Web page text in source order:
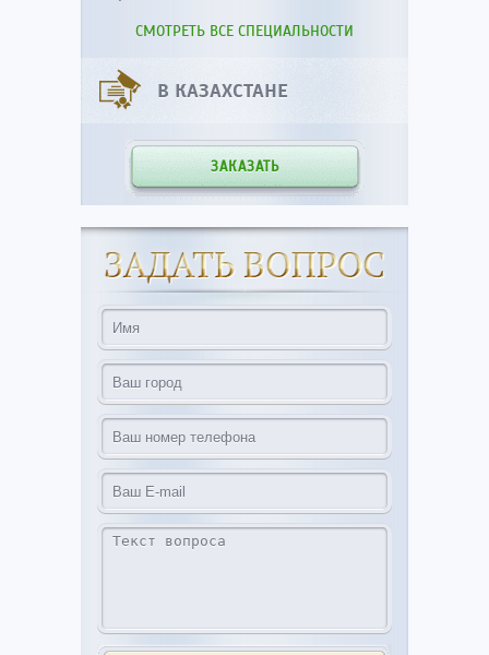
СМОТРЕТЬ ВСЕ СПЕЦИАЛЬНОСТИ
В КАЗАХСТАНЕ
ЗАКАЗАТЬ